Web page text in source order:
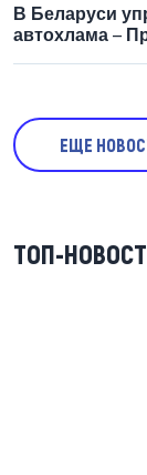
В Беларуси
автохлама –
ЕЩЕ
ТОП-